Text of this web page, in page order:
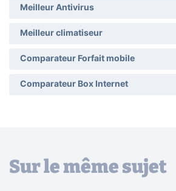
Meilleur Antivirus
Meilleur climatiseur
Comparateur Forfait mobile
Comparateur Box Internet
Sur le même sujet